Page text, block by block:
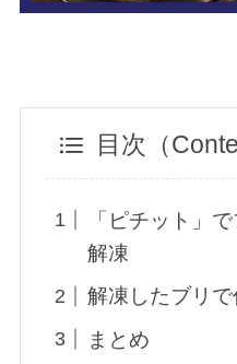
目次（
「ピチット」
解凍
解凍したブリ
まとめ